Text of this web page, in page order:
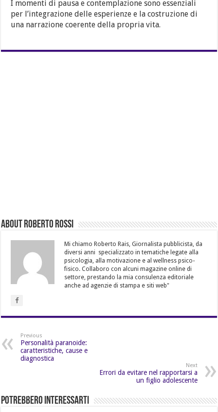
I momenti di pausa e contemplazione sono essenziali
per l’integrazione delle esperienze e la costruzione di
una narrazione coerente della propria vita.
About Roberto Rossi
Mi chiamo Roberto Rais, Giornalista pubblicista, da
diversi anni specializzato in tematiche legate alla
psicologia, alla motivazione e al wellness psico-
fisico. Collaboro con alcuni magazine online di
settore, prestando la mia consulenza editoriale
anche ad agenzie di stampa e siti web"
Previous
Personalità paranoide:
caratteristiche, cause e
diagnostica
Next
Errori da evitare nel rapportarsi a
un figlio adolescente
Potrebbero Interessarti